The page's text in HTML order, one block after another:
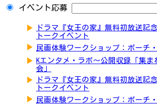
イベント応募
▶
ドラマ『女王の家』無料初放送記
トークイベント
▶ 民画体験ワークショップ：ポーチ
▶ Kエンタメ・ラボ～公開収録「集ま
会」
▶
ドラマ『女王の家』無料初放送記
トークイベント
▶ 民画体験ワークショップ：ポーチ